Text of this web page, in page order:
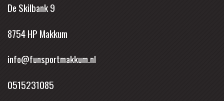
De Skilbank 9
8754 HP Makkum
info@funsportmakkum.nl
0515231085